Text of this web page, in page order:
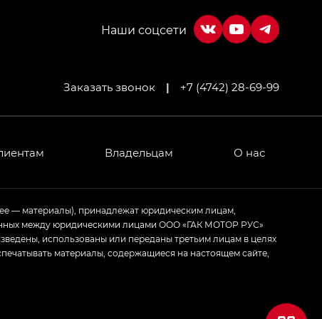
Заказать звонок | +7 (4742) 28-69-99
Владельцам О нас
— материалы), принадлежат юридическим лицам,
между юридическими лицами ООО «ГАК МОТОР РУС»
использованы или переданы третьим лицам в целях
материалы, содержащиеся на настоящем сайте,